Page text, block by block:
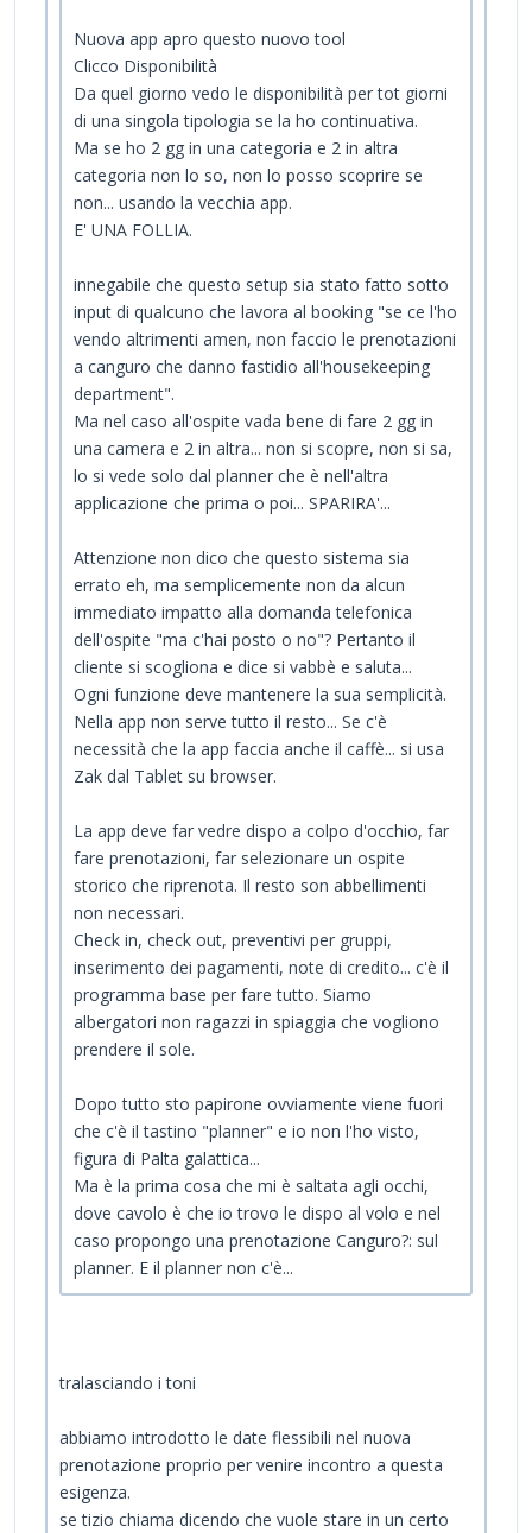
Nuova app apro questo nuovo tool
Clicco Disponibilità
Da quel giorno vedo le disponibilità per tot giorni
di una singola tipologia se la ho continuativa.
Ma se ho 2 gg in una categoria e 2 in altra
categoria non lo so, non lo posso scoprire se
non... usando la vecchia app.
E' UNA FOLLIA.
innegabile che questo setup sia stato fatto sotto
input di qualcuno che lavora al booking "se ce l'ho
vendo altrimenti amen, non faccio le prenotazioni
a canguro che danno fastidio all'housekeeping
department".
Ma nel caso all'ospite vada bene di fare 2 gg in
una camera e 2 in altra... non si scopre, non si sa,
lo si vede solo dal planner che è nell'altra
applicazione che prima o poi... SPARIRA'...
Attenzione non dico che questo sistema sia
errato eh, ma semplicemente non da alcun
immediato impatto alla domanda telefonica
dell'ospite "ma c'hai posto o no"? Pertanto il
cliente si scogliona e dice si vabbè e saluta...
Ogni funzione deve mantenere la sua semplicità.
Nella app non serve tutto il resto... Se c'è
necessità che la app faccia anche il caffè... si usa
Zak dal Tablet su browser.
La app deve far vedre dispo a colpo d'occhio, far
fare prenotazioni, far selezionare un ospite
storico che riprenota. Il resto son abbellimenti
non necessari.
Check in, check out, preventivi per gruppi,
inserimento dei pagamenti, note di credito... c'è il
programma base per fare tutto. Siamo
albergatori non ragazzi in spiaggia che vogliono
prendere il sole.
Dopo tutto sto papirone ovviamente viene fuori
che c'è il tastino "planner" e io non l'ho visto,
figura di Palta galattica...
Ma è la prima cosa che mi è saltata agli occhi,
dove cavolo è che io trovo le dispo al volo e nel
caso propongo una prenotazione Canguro?: sul
planner. E il planner non c'è...
tralasciando i toni
abbiamo introdotto le date flessibili nel nuova
prenotazione proprio per venire incontro a questa
esigenza.
se tizio chiama dicendo che vuole stare in un certo